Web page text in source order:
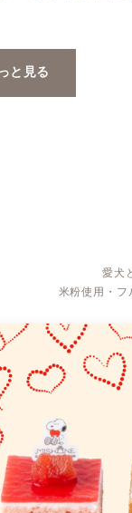
と見る
愛犬
米粉使用・フ